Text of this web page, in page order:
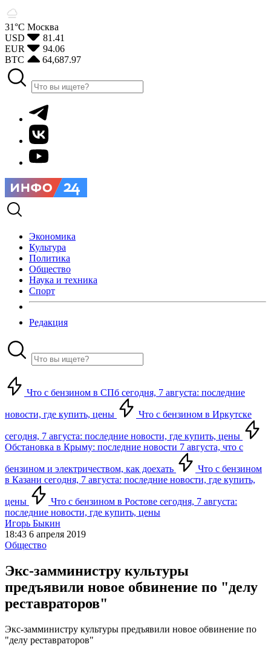
31°С Москва
USD
81.41
EUR
94.06
BTC
64,687.97
Экономика
Культура
Политика
Общество
Наука и техника
Спорт
Редакция
Что с бензином в СПб сегодня, 7 августа: последние
новости, где купить, цены Что с бензином в Иркутске
сегодня, 7 августа: последние новости, где купить, цены
Обстановка в Крыму: последние новости 7 августа, что с
бензином и электричеством, как доехать
Что с бензином
в Казани сегодня, 7 августа: последние новости, где купить,
цены
Что с бензином в Ростове сегодня, 7 августа:
последние новости, где купить, цены
Игорь Быкин
18:43 6 апреля 2019
Общество
Экс-замминистру культуры
предъявили новое обвинение по "делу
реставраторов"
Экс-замминистру культуры предъявили новое обвинение по
"делу реставраторов"